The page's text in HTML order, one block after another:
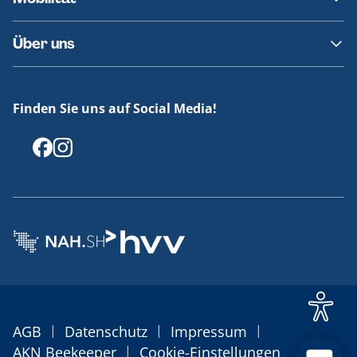
Fundsachen
Häufige Fragen
Barrierefreies Reisen
Erklärung Barrierefreiheit
Über uns
Offenlegungen
Finden Sie uns auf Social Media!
AGB | Datenschutz | Impressum |
AKN Beekeeper | Cookie-Einstellungen